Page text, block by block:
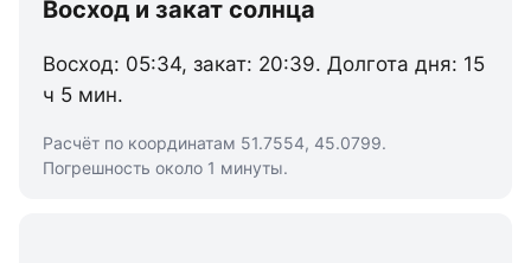
Восход и закат солнца
Восход: 05:34, закат: 20:39. Долгота дня: 15
ч 5 мин.
Расчёт по координатам 51.7554, 45.0799.
Погрешность около 1 минуты.